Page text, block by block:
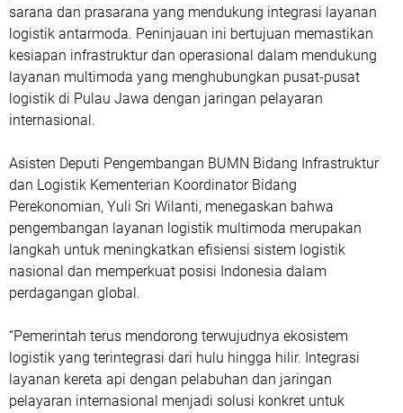
sarana dan prasarana yang mendukung integrasi layanan
logistik antarmoda. Peninjauan ini bertujuan memastikan
kesiapan infrastruktur dan operasional dalam mendukung
layanan multimoda yang menghubungkan pusat-pusat
logistik di Pulau Jawa dengan jaringan pelayaran
internasional.
Asisten Deputi Pengembangan BUMN Bidang Infrastruktur
dan Logistik Kementerian Koordinator Bidang
Perekonomian, Yuli Sri Wilanti, menegaskan bahwa
pengembangan layanan logistik multimoda merupakan
langkah untuk meningkatkan efisiensi sistem logistik
nasional dan memperkuat posisi Indonesia dalam
perdagangan global.
“Pemerintah terus mendorong terwujudnya ekosistem
logistik yang terintegrasi dari hulu hingga hilir. Integrasi
layanan kereta api dengan pelabuhan dan jaringan
pelayaran internasional menjadi solusi konkret untuk